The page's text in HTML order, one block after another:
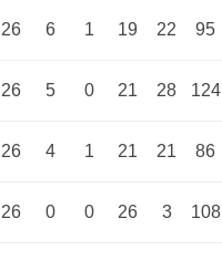
26 6 1 19 22 95
26 5 0 21 28 124
26 4 1 21 21 86
26 0 0 26 3 108